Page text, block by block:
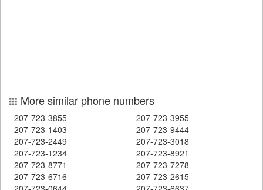
More similar phone numbers
207-723-3855
207-723-3955
207-723-1403
207-723-9444
207-723-2449
207-723-3018
207-723-1234
207-723-8921
207-723-8771
207-723-7278
207-723-6716
207-723-2615